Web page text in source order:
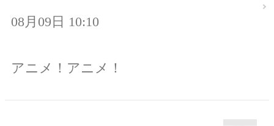
08月09日 10:10
アニメ！アニメ！